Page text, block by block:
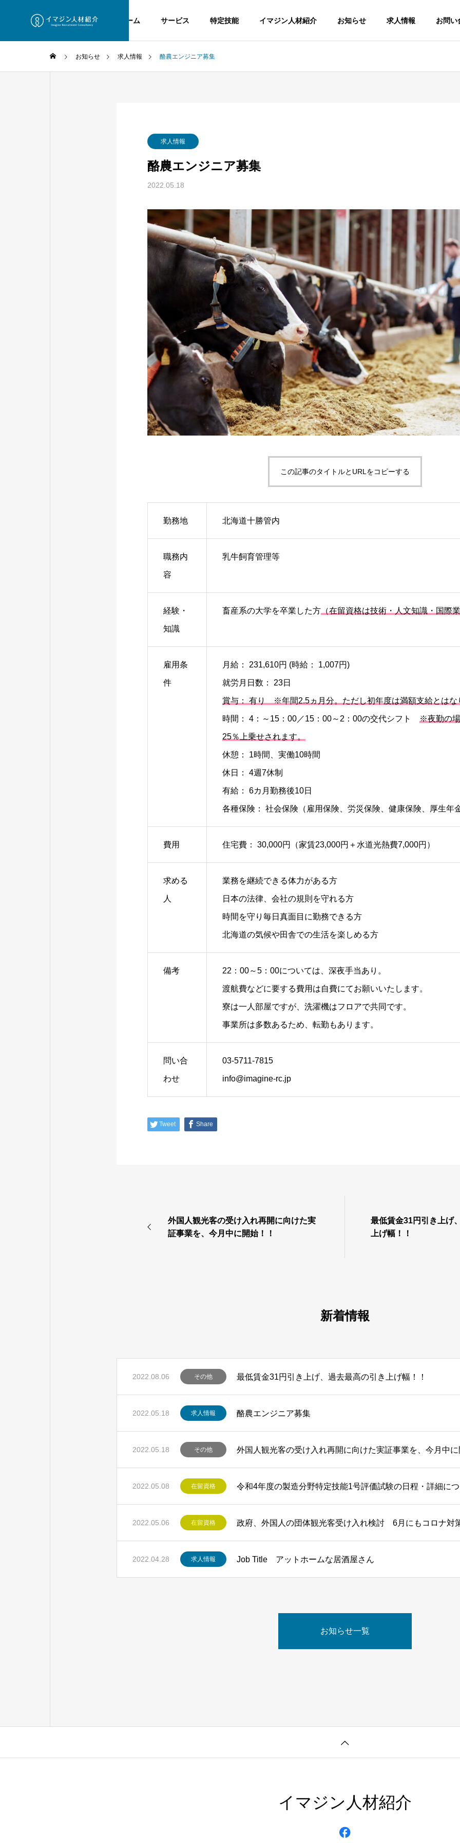
ホーム サービス 特定技能 イマジン人材紹介 お知らせ 求人情報 お問い
VISA
Job placement
service
Specified
Worker（
沿革
お知らせ 求人情報 酪農エンジニア募集
求人情報
酪農エンジニア募集
2022.05.18
この記事のタイトルとURLをコピーする
勤務地 北海道十勝管内
職務内
容
乳牛飼育管理等
経験・
知識
畜産系の大学を卒業した方 （在留資格は技術・人文知識・国際
雇用条
件
月給： 231,610円 (時給： 1,007円)
就労月日数： 23日
賞与： 有り ※年間2.5ヵ月分。ただし初年度は満額支給とはな
時間： 4：～15：00／15：00～2：00の交代シフト ※夜勤の
25％上乗せされます。
休憩： 1時間、実働10時間
休日： 4週7休制
有給： 6カ月勤務後10日
各種保険： 社会保険（雇用保険、労災保険、健康保険、厚生年
費用 住宅費： 30,000円（家賃23,000円＋水道光熱費7,000円）
求める
人
業務を継続できる体力がある方
日本の法律、会社の規則を守れる方
時間を守り毎日真面目に勤務できる方
北海道の気候や田舎での生活を楽しめる方
備考 22：00～5：00については、深夜手当あり。
渡航費などに要する費用は自費にてお願いいたします。
寮は一人部屋ですが、洗濯機はフロアで共同です。
事業所は多数あるため、転勤もあります。
問い合
わせ
03-5711-7815
info@imagine-rc.jp
Tweet Share
外国人観光客の受け入れ再開に向けた実
証事業を、今月中に開始！！
最低賃金31円引き上げ
上げ幅！！
新着情報
2022.08.06 その他 最低賃金31円引き上げ、過去最高の引き上げ幅！！
2022.05.18 求人情報 酪農エンジニア募集
2022.05.18 その他 外国人観光客の受け入れ再開に向けた実証事業を、今月中
2022.05.08 在留資格 令和4年度の製造分野特定技能1号評価試験の日程・詳細に
2022.05.06 在留資格 政府、外国人の団体観光客受け入れ検討 6月にもコロナ対
2022.04.28 求人情報 Job Title アットホームな居酒屋さん
お知らせ一覧
イマジン人材紹介